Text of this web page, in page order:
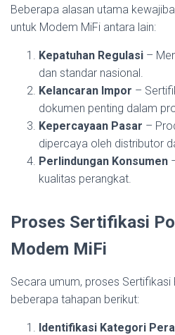
Beberapa alasan utama
untuk Modem MiFi antara lain:
Kepatuhan Regulasi –
dan standar nasional.
Kelancaran Impor –
dokumen penting dalam
Kepercayaan Pasar –
dipercaya oleh distributor
Perlindungan Konsumen
kualitas perangkat.
Proses Sertifikasi
Modem MiFi
Secara umum, proses Sertifikasi
beberapa tahapan berikut:
Identifikasi Kategori